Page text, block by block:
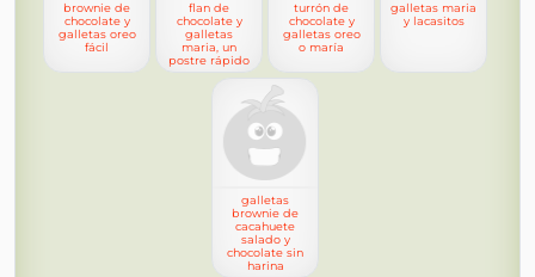
brownie de
chocolate y
galletas oreo
fácil
flan de
chocolate y
galletas
maria, un
postre rápido
turrón de
chocolate y
galletas oreo
o maría
galletas maria
y lacasitos
galletas
brownie de
cacahuete
salado y
chocolate sin
harina